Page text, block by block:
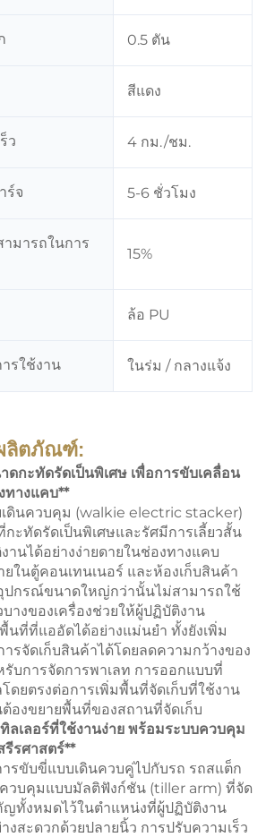
0.5 ตัน
สีแดง
ว 4 กม./ชม.
ร์จ 5-6 ชั่วโมง
มารถในการ
15%
ล้อ PU
รใช้งาน ในร่ม / กลางแจ้ง
ลิตภัณฑ์:
ดกะทัดรัดเป็นพิเศษ เพื่อการขับเคลื่อน
ทางแคบ**
เดินควบคุม (walkie electric stacker)
ะทัดรัดเป็นพิเศษและรัศมีการเลี้ยวสั้น
านได้อย่างง่ายดายในช่องทางแคบ
ในตู้คอนเทนเนอร์ และห้องเก็บสินค้า
ปกรณ์ขนาดใหญ่กว่านั้นไม่สามารถใช้
บางของเครื่องช่วยให้ผู้ปฏิบัติงาน
นที่ที่แออัดได้อย่างแม่นยำ ทั้งยังเพิ่ม
รจัดเก็บสินค้าได้โดยลดความกว้างของ
รับการจัดการพาเลท การออกแบบที่
ดยตรงต่อการเพิ่มพื้นที่จัดเก็บที่ใช้งาน
ต้องขยายพื้นที่ของสถานที่จัดเก็บ
ลเลอร์ที่ใช้งานง่าย พร้อมระบบควบคุม
รศาสตร์**
รขับขี่แบบเดินควบคู่ไปกับรถ รถสแต็ก
วบคุมแบบมัลติฟังก์ชัน (tiller arm) ที่จัด
ทั้งหมดไว้ในตำแหน่งที่ผู้ปฏิบัติงาน
งสะดวกด้วยปลายนิ้ว การปรับความเร็ว